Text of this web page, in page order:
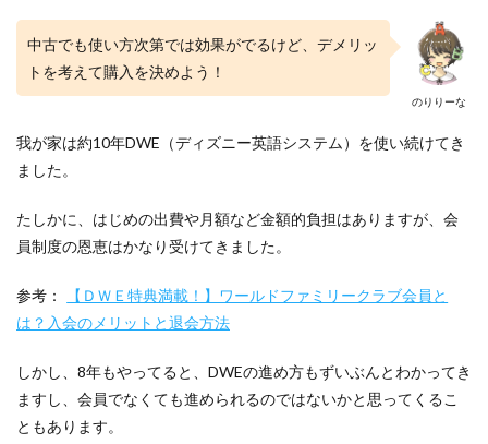
のりりーな
中古でも使い方次第では効果がでるけど、デメリッ
トを考えて購入を決めよう！
我が家は約10年DWE（ディズニー英語システム）を使い続けてき
ました。
たしかに、はじめの出費や月額など金額的負担はありますが、会
員制度の恩恵はかなり受けてきました。
参考：
【ＤＷＥ特典満載！】ワールドファミリークラブ会員と
は？入会のメリットと退会方法
しかし、8年もやってると、DWEの進め方もずいぶんとわかってき
ますし、会員でなくても進められるのではないかと思ってくるこ
ともあります。